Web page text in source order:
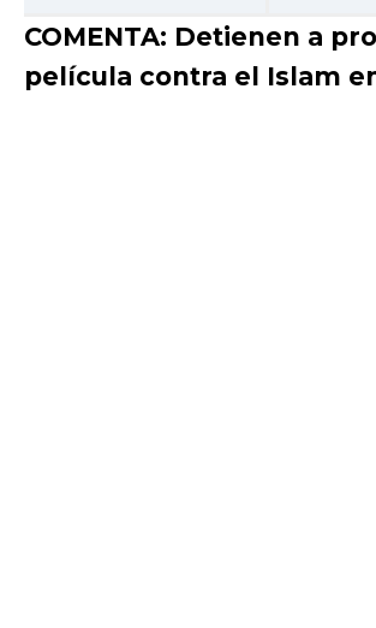
COMENTA: Detienen a
película contra el Islam